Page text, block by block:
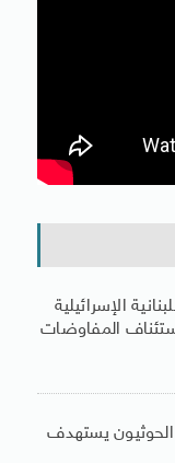
الإسرائيلية
المفاوضات
يستهدف